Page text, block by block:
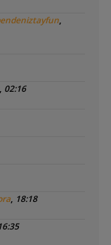
,
02:16
, 18:18